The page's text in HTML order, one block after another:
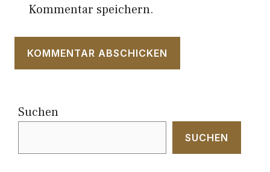
Kommentar speichern.
Suchen
SUCHEN